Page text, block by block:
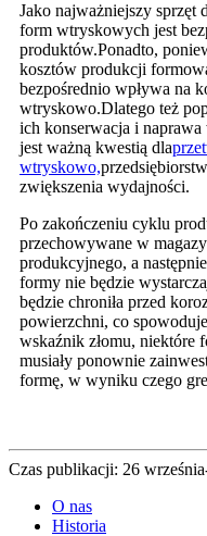
Jako najważniejszy
form wtryskowych jest
produktów.Ponadto,
kosztów produkcji
bezpośrednio wpływa na
wtryskowo.Dlatego też
ich konserwacja i
jest ważną kwestią dla
wtryskowo,
zwiększenia wydajności.
Po zakończeniu cyklu
przechowywane w
produkcyjnego, a
formy nie będzie
będzie chroniła przed
powierzchni, co
wskaźnik złomu, niektóre
musiały ponownie
formę, w wyniku czego gre
Czas publikacji: 26
O nas
Historia